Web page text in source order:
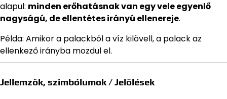
alapul: minden erőhatásnak van egy vele egyenlő
nagyságú, de ellentétes irányú ellenereje.
Példa: Amikor a palackból a víz kilövell, a palack az
ellenkező irányba mozdul el.
Jellemzők, szimbólumok / Jelölések